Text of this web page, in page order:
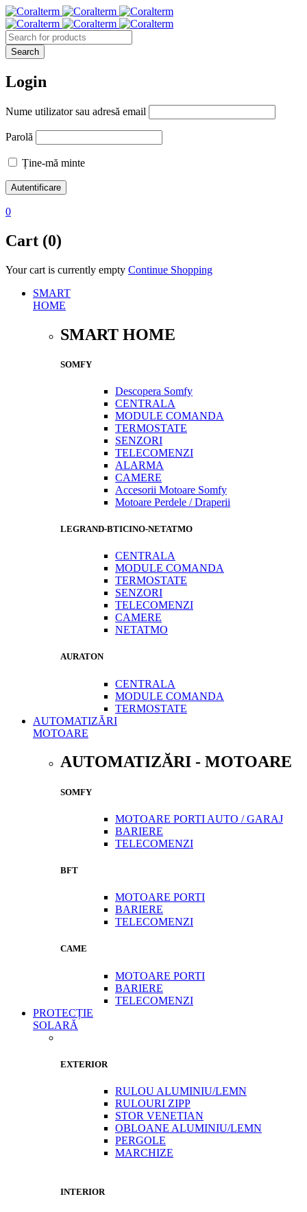
Login
Nume utilizator sau adresă email
Parolă
Ține-mă minte
0
Cart (0)
Your cart is currently empty Continue Shopping
SMART
HOME
SMART HOME
SOMFY
Descopera Somfy
CENTRALA
MODULE COMANDA
TERMOSTATE
SENZORI
TELECOMENZI
ALARMA
CAMERE
Accesorii Motoare Somfy
Motoare Perdele / Draperii
LEGRAND-BTICINO-NETATMO
CENTRALA
MODULE COMANDA
TERMOSTATE
SENZORI
TELECOMENZI
CAMERE
NETATMO
AURATON
CENTRALA
MODULE COMANDA
TERMOSTATE
AUTOMATIZĂRI
MOTOARE
AUTOMATIZĂRI - MOTOARE
SOMFY
MOTOARE PORTI AUTO / GARAJ
BARIERE
TELECOMENZI
BFT
MOTOARE PORTI
BARIERE
TELECOMENZI
CAME
MOTOARE PORTI
BARIERE
TELECOMENZI
PROTECȚIE
SOLARĂ
EXTERIOR
RULOU ALUMINIU/LEMN
RULOURI ZIPP
STOR VENETIAN
OBLOANE ALUMINIU/LEMN
PERGOLE
MARCHIZE
INTERIOR